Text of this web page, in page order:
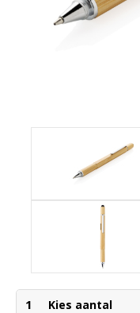
1 Kies aantal